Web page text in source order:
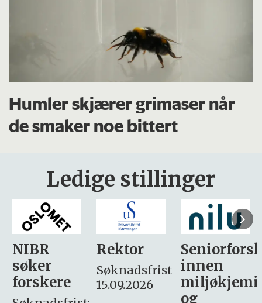
Humler skjærer grimaser når
de smaker noe bittert
Ledige stillinger
Rektor
Søknadsfrist:
15.09.2026
Seniorforsker
innen
miljøkjemi
søker
– fast